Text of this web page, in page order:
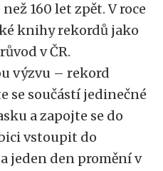
160 let zpět. V roce
knihy rekordů jako
v ČR.
výzvu – rekord
se součástí jedinečné
a zapojte se do
vstoupit do
jeden den promění v